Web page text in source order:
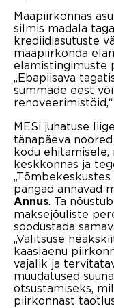
Maapiirkonnas
silmis madala
krediidiasutuste
maapiirkonda
elamistingimuste
„Ebapiisava
summade eest
MESi juhatuse liige
tänapäeva
kodu ehitamisele,
keskkonnas ja
pangad annavad
Annus. Ta nõustub
maksejõuliste
soodustada
„Valitsuse
kaaslaenu
vajalik ja
muudatused
otsustamiseks,
piirkonnast